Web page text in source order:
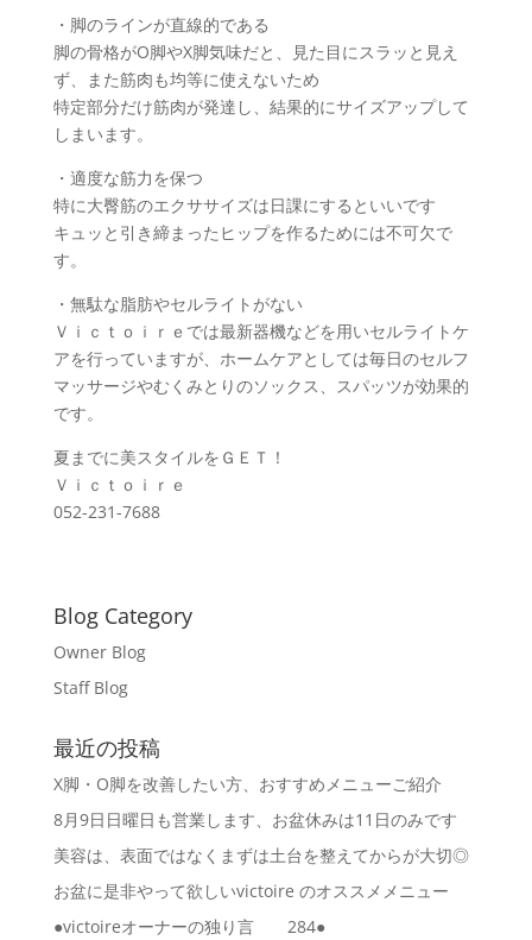
・脚のラインが直線的である
脚の骨格がO脚やX脚気味だと、見た目にスラッと見え
ず、また筋肉も均等に使えないため
特定部分だけ筋肉が発達し、結果的にサイズアップして
しまいます。
・適度な筋力を保つ
特に大臀筋のエクササイズは日課にするといいです
キュッと引き締まったヒップを作るためには不可欠で
す。
・無駄な脂肪やセルライトがない
Ｖｉｃｔｏｉｒｅでは最新器機などを用いセルライトケ
アを行っていますが、ホームケアとしては毎日のセルフ
マッサージやむくみとりのソックス、スパッツが効果的
です。
夏までに美スタイルをＧＥＴ！
Ｖｉｃｔｏｉｒｅ
052-231-7688
Blog Category
Owner Blog
Staff Blog
最近の投稿
X脚・O脚を改善したい方、おすすめメニューご紹介
8月9日日曜日も営業します、お盆休みは11日のみです
美容は、表面ではなくまずは土台を整えてからが大切◎
お盆に是非やって欲しいvictoire のオススメメニュー
●victoireオーナーの独り言 284●